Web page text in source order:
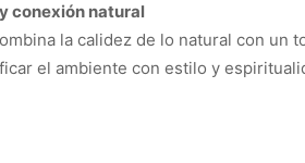
conexión natural
la calidez de lo natural con un
el ambiente con estilo y